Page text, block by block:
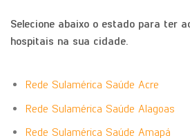
Selecione abaixo o estado para ter
hospitais na sua cidade.
Rede Sulamérica Saúde Acre
Rede Sulamérica Saúde Alagoas
Rede Sulamérica Saúde Amapá